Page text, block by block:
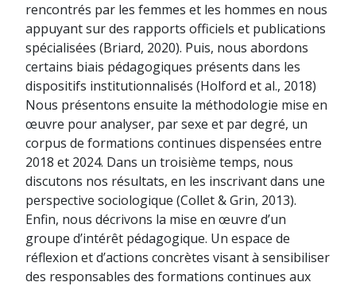
rencontrés par les femmes et les hommes en nous
appuyant sur des rapports officiels et publications
spécialisées (Briard, 2020). Puis, nous abordons
certains biais pédagogiques présents dans les
dispositifs institutionnalisés (Holford et al., 2018)
Nous présentons ensuite la méthodologie mise en
œuvre pour analyser, par sexe et par degré, un
corpus de formations continues dispensées entre
2018 et 2024. Dans un troisième temps, nous
discutons nos résultats, en les inscrivant dans une
perspective sociologique (Collet & Grin, 2013).
Enfin, nous décrivons la mise en œuvre d’un
groupe d’intérêt pédagogique. Un espace de
réflexion et d’actions concrètes visant à sensibiliser
des responsables des formations continues aux